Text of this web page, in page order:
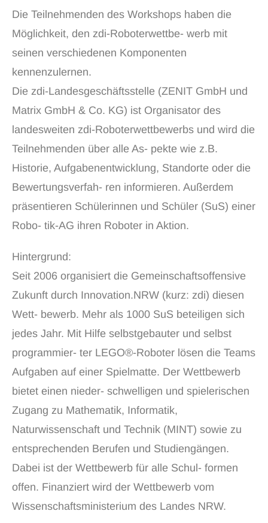
Die Teilnehmenden des Workshops haben die
Möglichkeit, den zdi-Roboterwettbe- werb mit
seinen verschiedenen Komponenten
kennenzulernen.
Die zdi-Landesgeschäftsstelle (ZENIT GmbH und
Matrix GmbH & Co. KG) ist Organisator des
landesweiten zdi-Roboterwettbewerbs und wird die
Teilnehmenden über alle As- pekte wie z.B.
Historie, Aufgabenentwicklung, Standorte oder die
Bewertungsverfah- ren informieren. Außerdem
präsentieren Schülerinnen und Schüler (SuS) einer
Robo- tik-AG ihren Roboter in Aktion.
Hintergrund:
Seit 2006 organisiert die Gemeinschaftsoffensive
Zukunft durch Innovation.NRW (kurz: zdi) diesen
Wett- bewerb. Mehr als 1000 SuS beteiligen sich
jedes Jahr. Mit Hilfe selbstgebauter und selbst
programmier- ter LEGO®-Roboter lösen die Teams
Aufgaben auf einer Spielmatte. Der Wettbewerb
bietet einen nieder- schwelligen und spielerischen
Zugang zu Mathematik, Informatik,
Naturwissenschaft und Technik (MINT) sowie zu
entsprechenden Berufen und Studiengängen.
Dabei ist der Wettbewerb für alle Schul- formen
offen. Finanziert wird der Wettbewerb vom
Wissenschaftsministerium des Landes NRW.